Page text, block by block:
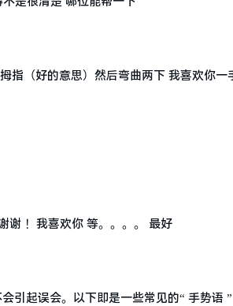
指（好的意思）然后弯曲两下 我喜欢你
谢 ！我喜欢你 等。。。。 最好
引起误会。以下即是一些常见的“ 手势语